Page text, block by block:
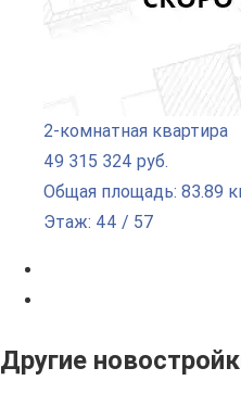
2-комнатная квартира
49 315 324 руб.
Общая площадь: 83.89
Этаж: 44 / 57
Другие